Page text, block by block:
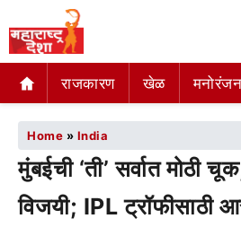
राजकारण खेळ मनोरंजन
Home » India
मुंबईची ‘ती’ सर्वात मोठी
विजयी; IPL ट्रॉफीसाठी